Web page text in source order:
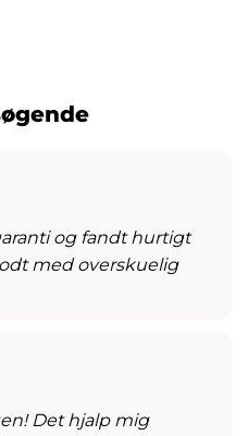
og fandt hurtigt
med overskuelig
Det hjalp mig